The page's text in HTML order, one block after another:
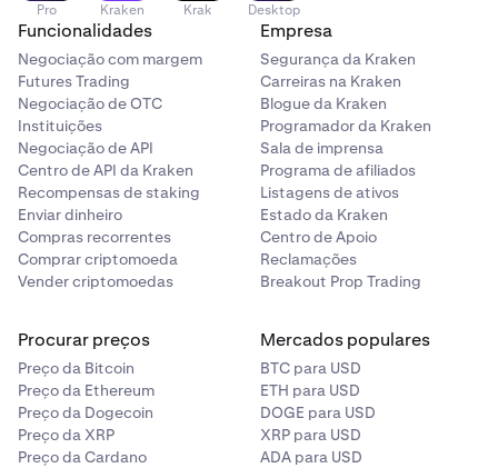
Pro Kraken Krak Desktop
Funcionalidades
Negociação com margem
Futures Trading
Negociação de OTC
Instituições
Negociação de API
Centro de API da Kraken
Recompensas de staking
Enviar dinheiro
Compras recorrentes
Comprar criptomoeda
Vender criptomoedas
Empresa
Segurança da Kraken
Carreiras na Kraken
Blogue da Kraken
Programador da Kraken
Sala de imprensa
Programa de afiliados
Listagens de ativos
Estado da Kraken
Centro de Apoio
Reclamações
Breakout Prop Trading
Procurar preços
Preço da Bitcoin
Preço da Ethereum
Preço da Dogecoin
Preço da XRP
Preço da Cardano
Mercados populares
BTC para USD
ETH para USD
DOGE para USD
XRP para USD
ADA para USD